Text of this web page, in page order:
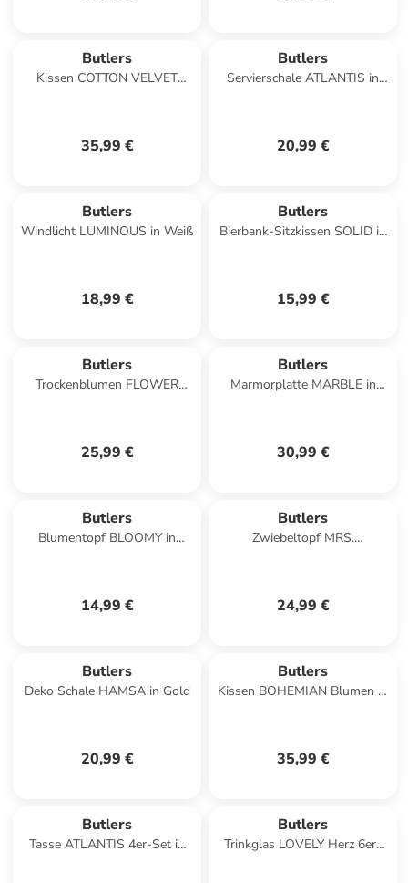
Butlers
Kissen COTTON VELVET
35,99 €
Butlers
Servierschale ATLANTIS in
20,99 €
Butlers
Windlicht LUMINOUS in Weiß
18,99 €
Butlers
Bierbank-Sitzkissen SOLID in
15,99 €
Butlers
Trockenblumen FLOWER
25,99 €
Butlers
Marmorplatte MARBLE in
30,99 €
Butlers
Blumentopf BLOOMY in
14,99 €
Butlers
Zwiebeltopf MRS.
24,99 €
Butlers
Deko Schale HAMSA in Gold
20,99 €
Butlers
Kissen BOHEMIAN Blumen in
35,99 €
Butlers
Tasse ATLANTIS 4er-Set in
Butlers
Trinkglas LOVELY Herz 6er-